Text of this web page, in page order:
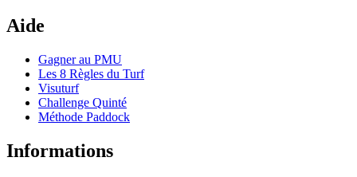
Aide
Gagner au PMU
Les 8 Règles du Turf
Visuturf
Challenge Quinté
Méthode Paddock
Informations